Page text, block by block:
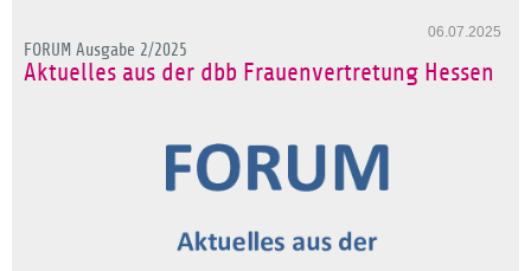
06.07.2025
FORUM Ausgabe 2/2025
Aktuelles aus der dbb Frauenvertretung Hessen